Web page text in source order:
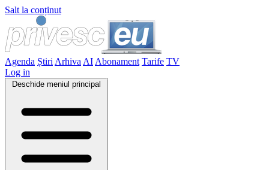
Salt la conținut
Agenda Știri Arhiva AI Abonament Tarife TV
Log in
Deschide meniul principal